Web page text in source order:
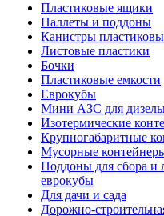
Пластиковые ящики
Паллеты и поддоны
Канистры
Листовые пластики
Бочки
Пластиковые емкости
Еврокубы
Мини АЗС для
Изотермические
Крупногабаритные
Мусорные
Поддоны для сбора и
еврокубы
Для дачи и сада
Дорожно-